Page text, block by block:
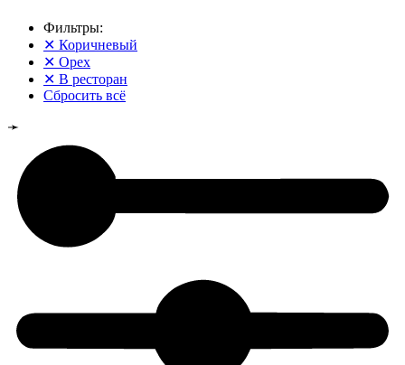
Фильтры:
✕ Коричневый
✕ Орех
✕ В ресторан
Сбросить всё
➛